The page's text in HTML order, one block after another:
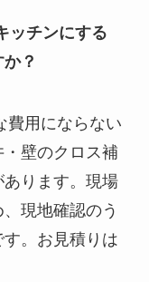
ッチンにする
？
費用にならない
壁のクロス補
ります。現場
現地確認のう
。お見積りは